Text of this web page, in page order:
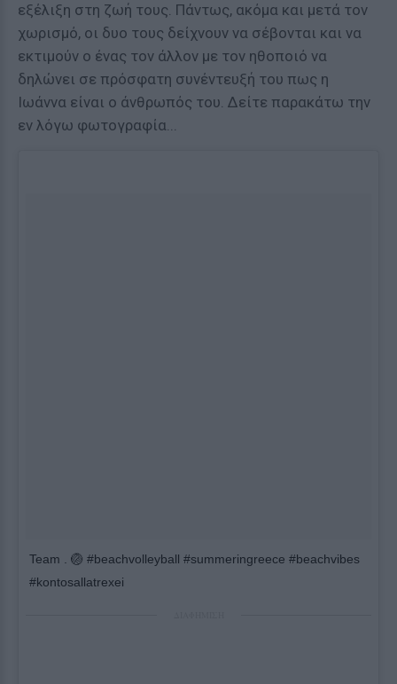
εξέλιξη στη ζωή τους. Πάντως, ακόμα και μετά τον
χωρισμό, οι δυο τους δείχνουν να σέβονται και να
εκτιμούν ο ένας τον άλλον με τον ηθοποιό να
δηλώνει σε πρόσφατη συνέντευξή του πως η
Ιωάννα είναι ο άνθρωπός του. Δείτε παρακάτω την
εν λόγω φωτογραφία...
Team . 🏐 #beachvolleyball #summeringreece #beachvibes
#kontosallatrexei